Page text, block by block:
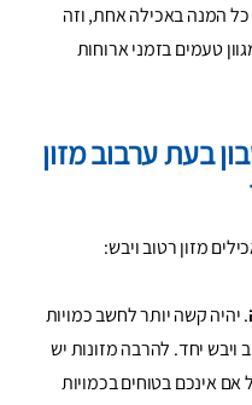
המנה באכילה אחת, וזה
טעמים בזמני ארוחות
בעת ​​ערבוב מזון
מזון רטוב ויבש:
. יהיה קשה יותר לחשב כמויות
יחד. להרבה מזונות יש
אינכם בטוחים בכמויות